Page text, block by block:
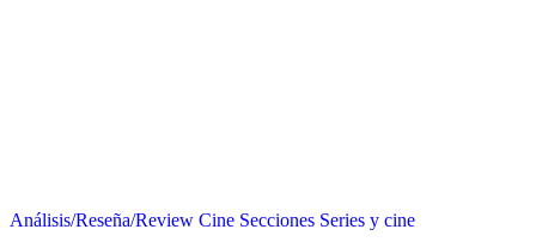
Análisis/Reseña/Review Cine Secciones Series y cine